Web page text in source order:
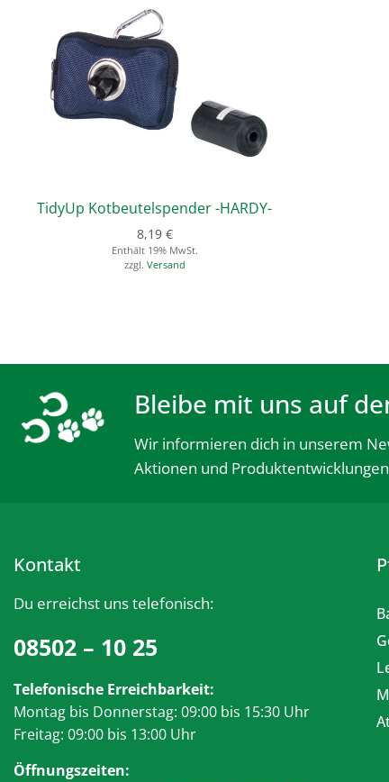
TidyUp Kotbeutelspender -HARDY-
8,19 €
Enthält 19% MwSt.
zzgl. Versand
Bleibe mit uns auf
Wir informieren dich in unserem
Aktionen und
Kontakt
Du erreichst uns telefonisch:
08502 – 10 25
Telefonische Erreichbarkeit:
Montag bis Donnerstag: 09:00 bis 15:30 Uhr
Freitag: 09:00 bis 13:00 Uhr
Öffnungszeiten: